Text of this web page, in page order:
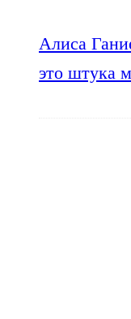
Алиса
это штука